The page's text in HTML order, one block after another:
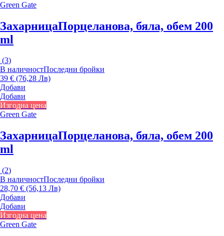
Green Gate
ЗахарницаПорцеланова, бяла, обем 200
ml
(3)
В наличностПоследни бройки
39 € (76,28 Лв)
Добави
Добави
Изгодна цена
Green Gate
ЗахарницаПорцеланова, бяла, обем 200
ml
(2)
В наличностПоследни бройки
28,70 € (56,13 Лв)
Добави
Добави
Изгодна цена
Green Gate